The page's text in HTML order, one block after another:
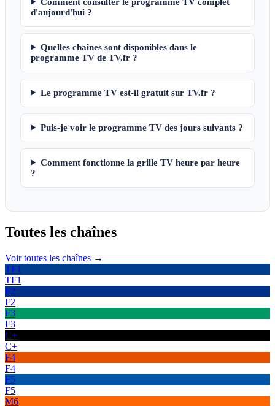
d'aujourd'hui ?
Quelles chaînes sont disponibles dans le
programme TV de TV.fr ?
Le programme TV est-il gratuit sur TV.fr ?
Puis-je voir le programme TV des jours suivants ?
Comment fonctionne la grille TV heure par heure
?
Toutes les chaînes
Voir toutes les chaînes →
TF1
TF1
F2
F2
F3
F3
C+
C+
F4
F4
F5
F5
M6